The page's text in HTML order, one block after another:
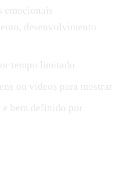
emocionais
desenvolvimento
tempo limitado
ou vídeos para mostrar
bem definido por